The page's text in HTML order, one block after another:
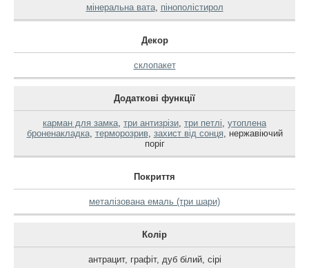
мінеральна вата, пінополістирол
Декор
склопакет
Додаткові функції
карман для замка, три антизрізи, три петлі, утоплена
броненакладка, терморозрив, захист від сонця, нержавіючий
поріг
Покриття
металізована емаль (три шари)
Колір
антрацит, графіт, дуб білий, сірі